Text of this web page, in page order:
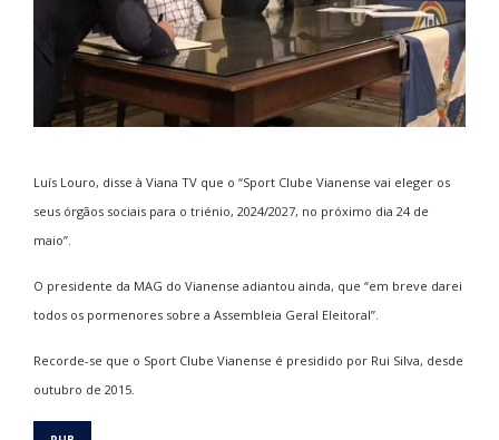
Luís Louro, disse à Viana TV que o “Sport Clube Vianense vai eleger os
seus órgãos sociais para o triénio, 2024/2027, no próximo dia 24 de
maio”.
O presidente da MAG do Vianense adiantou ainda, que “em breve darei
todos os pormenores sobre a Assembleia Geral Eleitoral”.
Recorde-se que o Sport Clube Vianense é presidido por Rui Silva, desde
outubro de 2015.